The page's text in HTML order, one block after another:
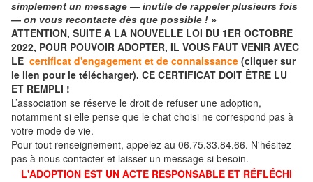
simplement un message — inutile de rappeler plusieurs fois
— on vous recontacte dès que possible ! »
ATTENTION, SUITE A LA NOUVELLE LOI DU 1ER OCTOBRE
2022, POUR POUVOIR ADOPTER, IL VOUS FAUT VENIR AVEC
LE certificat d'engagement et de connaissance (cliquer sur
le lien pour le télécharger). CE CERTIFICAT DOIT ÊTRE LU
ET REMPLI !
L’association se réserve le droit de refuser une adoption,
notamment si elle pense que le chat choisi ne correspond pas à
votre mode de vie.
Pour tout renseignement, appelez au 06.75.33.84.66. N'hésitez
pas à nous contacter et laisser un message si besoin.
L'ADOPTION EST UN ACTE RESPONSABLE ET RÉFLÉCHI